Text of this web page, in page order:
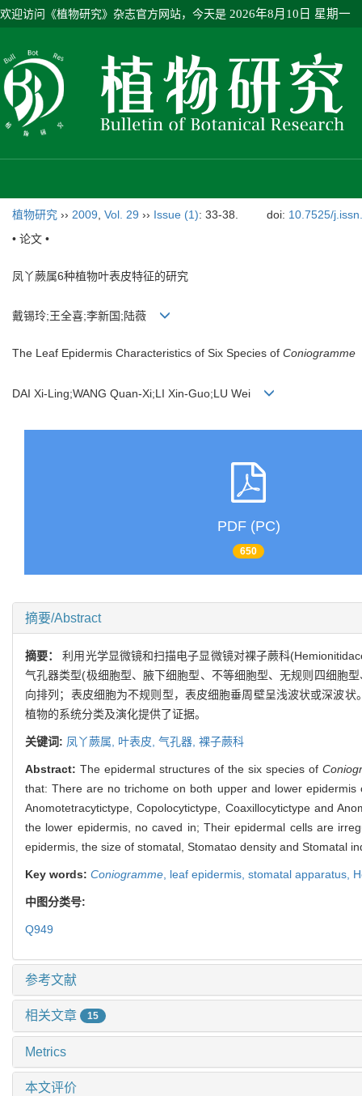
欢迎访问《植物研究》杂志官方网站，今天是 2026年8月10日 星期一
植物研究 ›› 2009 Vol. 29 ›› Issue (1): 33-38. doi: 10.7525/
• 论文 •
凤丫蕨属6种植物叶表皮特征的研究
戴锡玲;王全喜;李新国;陆薇
The Leaf Epidermis Characteristics of Six Species of Coniogramme
DAI Xi-Ling;WANG Quan-Xi;LI Xin-Guo;LU Wei
PDF (PC)
650
摘要/Abstract
摘要：利用光学显微镜和扫描电子显微镜对裸子蕨科
气孔器类型(极细胞型、腋下细胞型、不等细胞型、无规则四细胞
向排列；表皮细胞为不规则型，表皮细胞垂周壁呈浅波状或深波
植物的系统分类及演化提供了证据。
关键词: 凤丫蕨属, 叶表皮, 气孔器, 裸子蕨科
Abstract:The epidermal structures of the six species of
that: There are no trichome on both upper and lower
Anomotetracytictype, Copolocytictype, Coaxillocytictype and
the lower epidermis, no caved in; Their epidermal cells are
epidermis, the size of stomatal, Stomatao density and Stomatal
Key words: Coniogramme leaf epidermis, stomatal apparatus,
中图分类号:
Q949
参考文献
相关文章 15
Metrics
本文评价